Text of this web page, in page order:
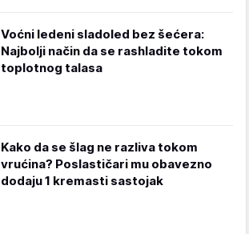
Voćni ledeni sladoled bez šećera:
Najbolji način da se rashladite tokom
toplotnog talasa
Kako da se šlag ne razliva tokom
vrućina? Poslastičari mu obavezno
dodaju 1 kremasti sastojak